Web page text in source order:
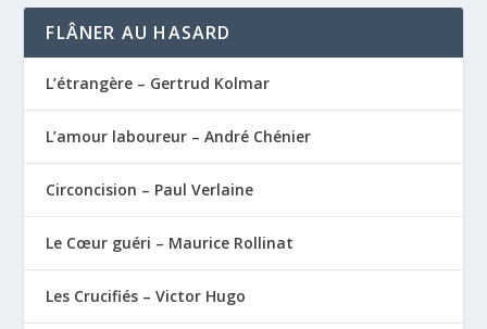
FLÂNER AU HASARD
L’étrangère – Gertrud Kolmar
L’amour laboureur – André Chénier
Circoncision – Paul Verlaine
Le Cœur guéri – Maurice Rollinat
Les Crucifiés – Victor Hugo